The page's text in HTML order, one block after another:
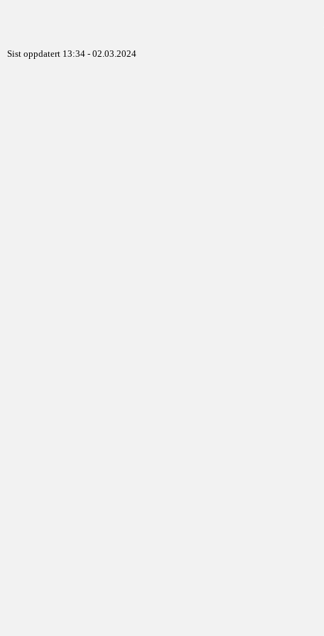
Sist oppdatert 13:34 - 02.03.2024